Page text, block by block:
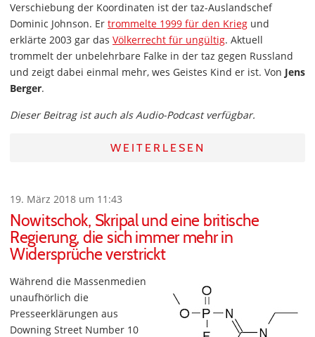
Verschiebung der Koordinaten ist der taz-Auslandschef
Dominic Johnson. Er trommelte 1999 für den Krieg und
erklärte 2003 gar das Völkerrecht für ungültig. Aktuell
trommelt der unbelehrbare Falke in der taz gegen Russland
und zeigt dabei einmal mehr, wes Geistes Kind er ist. Von Jens
Berger.
Dieser Beitrag ist auch als Audio-Podcast verfügbar.
WEITERLESEN
19. März 2018 um 11:43
Nowitschok, Skripal und eine britische
Regierung, die sich immer mehr in
Widersprüche verstrickt
Während die Massenmedien
unaufhörlich die
Presseerklärungen aus
Downing Street Number 10